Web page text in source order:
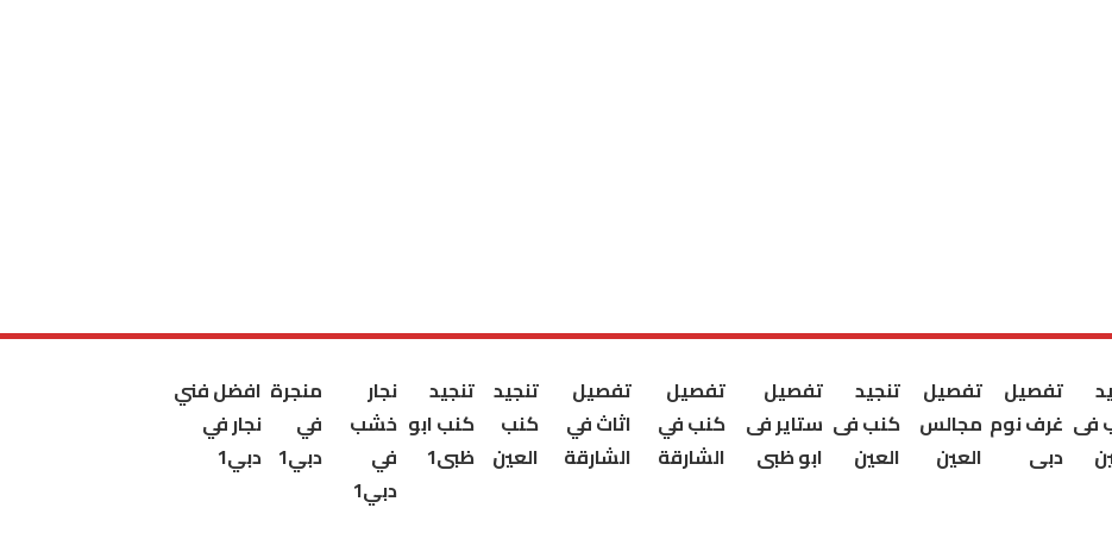
فى
تفصيل
غرف نوم
دبى
تفصيل
مجالس
العين
تنجيد
كنب فى
العين
تفصيل
ستاير فى
ابو ظبى
تفصيل
كنب في
الشارقة
تفصيل
اثاث في
الشارقة
تنجيد
كنب
العين
تنجيد
كنب ابو
ظبى1
نجار
خشب
في
دبي1
منجرة
في
دبي1
افضل فني
نجار في
دبي1